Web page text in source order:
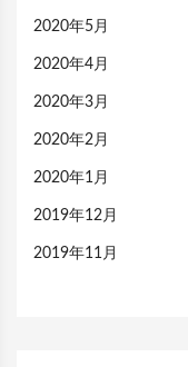
2020年5月
2020年4月
2020年3月
2020年2月
2020年1月
2019年12月
2019年11月